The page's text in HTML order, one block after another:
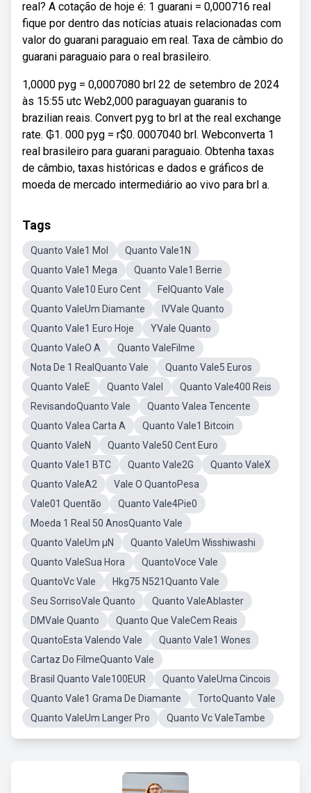
real? A cotação de hoje é: 1 guarani = 0,000716 real
fique por dentro das notícias atuais relacionadas com
valor do guarani paraguaio em real. Taxa de câmbio do
guarani paraguaio para o real brasileiro.
1,0000 pyg = 0,0007080 brl 22 de setembro de 2024
às 15:55 utc Web2,000 paraguayan guaranis to
brazilian reais. Convert pyg to brl at the real exchange
rate. ₲1. 000 pyg = r$0. 0007040 brl. Webconverta 1
real brasileiro para guarani paraguaio. Obtenha taxas
de câmbio, taxas históricas e dados e gráficos de
moeda de mercado intermediário ao vivo para brl a.
Tags
Quanto Vale1 Mol
Quanto Vale1N
Quanto Vale1 Mega
Quanto Vale1 Berrie
Quanto Vale10 Euro Cent
FelQuanto Vale
Quanto ValeUm Diamante
IVVale Quanto
Quanto Vale1 Euro Hoje
YVale Quanto
Quanto ValeO A
Quanto ValeFilme
Nota De 1 RealQuanto Vale
Quanto Vale5 Euros
Quanto ValeE
Quanto ValeI
Quanto Vale400 Reis
RevisandoQuanto Vale
Quanto Valea Tencente
Quanto Valea Carta A
Quanto Vale1 Bitcoin
Quanto ValeN
Quanto Vale50 Cent Euro
Quanto Vale1 BTC
Quanto Vale2G
Quanto ValeX
Quanto ValeA2
Vale O QuantoPesa
Vale01 Quentão
Quanto Vale4Pie0
Moeda 1 Real 50 AnosQuanto Vale
Quanto ValeUm μN
Quanto ValeUm Wisshiwashi
Quanto ValeSua Hora
QuantoVoce Vale
QuantoVc Vale
Hkg75 N521Quanto Vale
Seu SorrisoVale Quanto
Quanto ValeAblaster
DMVale Quanto
Quanto Que ValeCem Reais
QuantoEsta Valendo Vale
Quanto Vale1 Wones
Cartaz Do FilmeQuanto Vale
Brasil Quanto Vale100EUR
Quanto ValeUma Cincois
Quanto Vale1 Grama De Diamante
TortoQuanto Vale
Quanto ValeUm Langer Pro
Quanto Vc ValeTambe